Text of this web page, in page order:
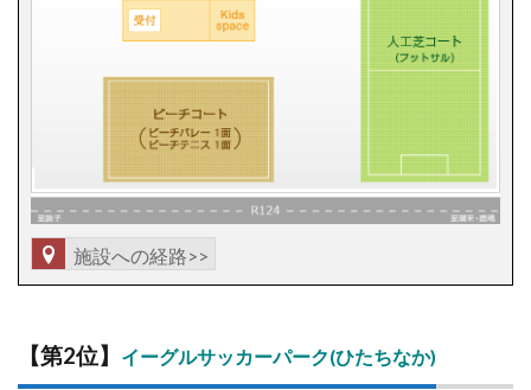
施設への経路>>
【第2位】 イーグルサッカーパーク(ひたちなか)